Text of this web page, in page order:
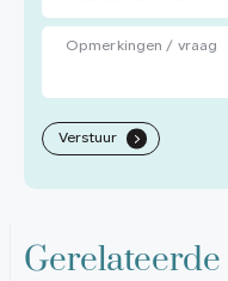
Verstuur .
Gerelateerde